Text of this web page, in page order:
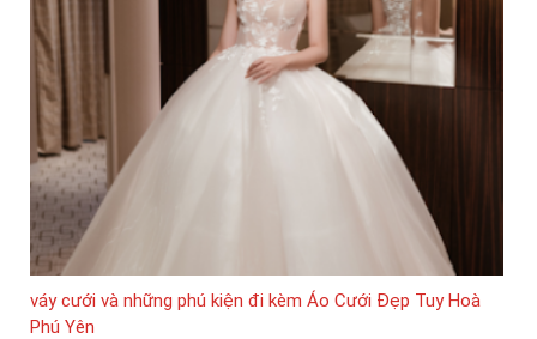
váy cưới và những phú kiện đi kèm Áo Cưới Đẹp Tuy Hoà
Phú Yên